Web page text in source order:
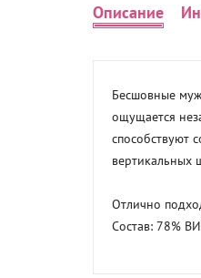
Описание
Бесшовные
ощущается
способствуют
вертикальных
Отлично
Состав: 78%